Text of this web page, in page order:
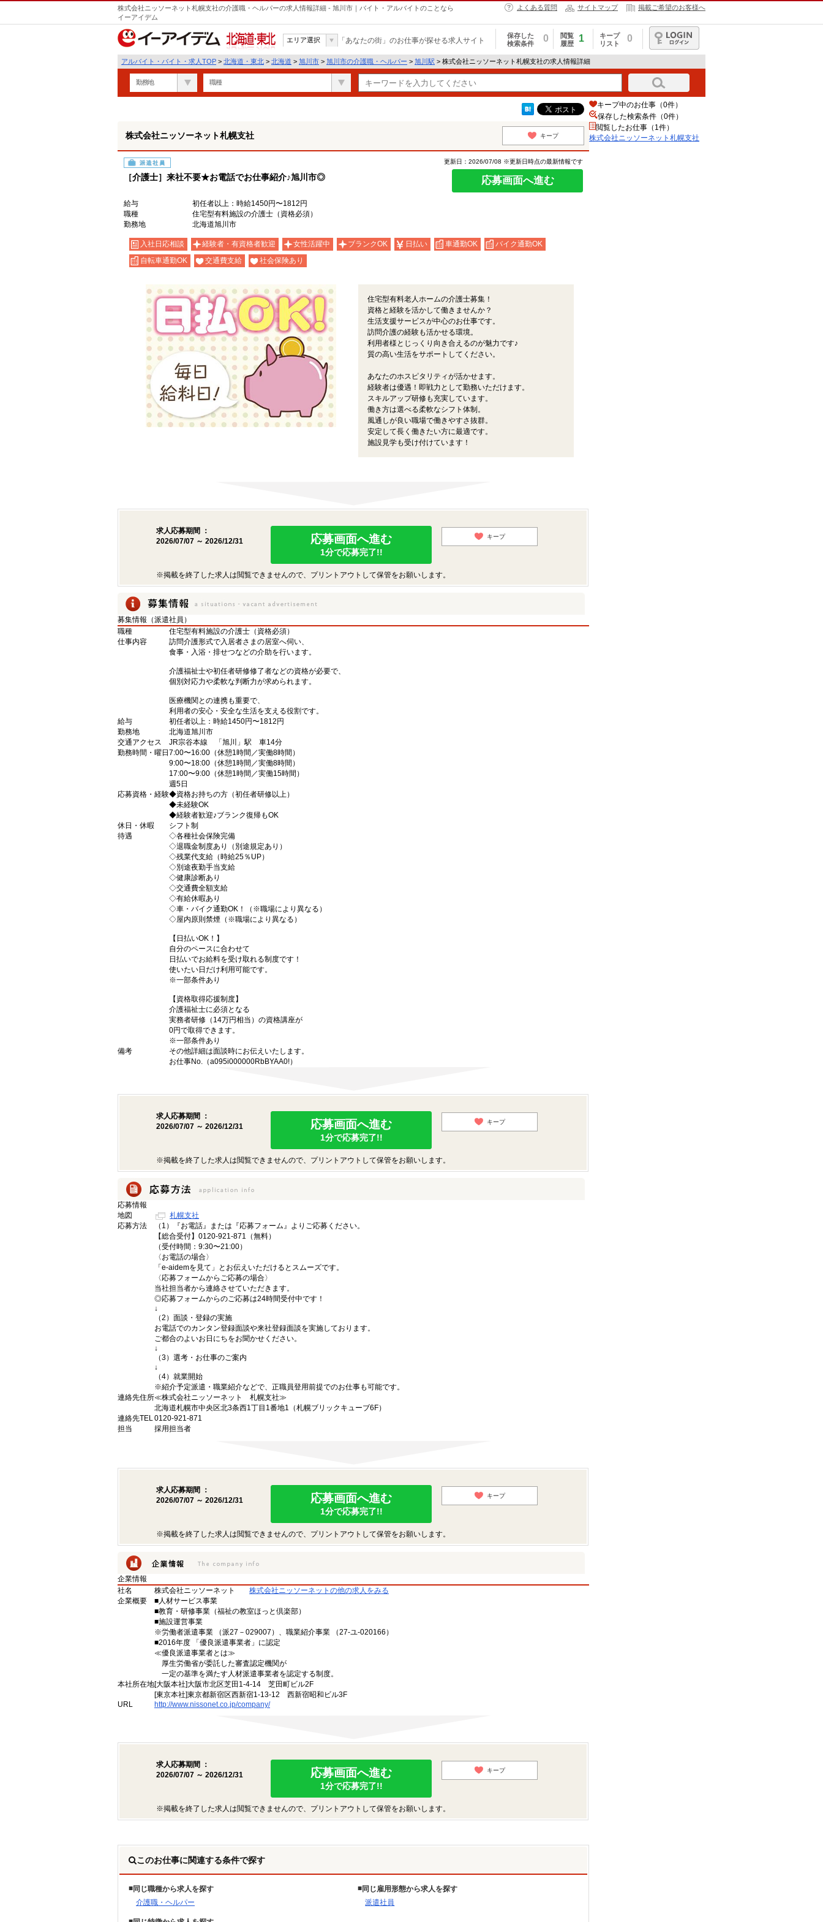
株式会社ニッソーネット札幌支社の介護職・ヘルパーの求人情報詳細 - 旭川市｜バイト・アルバイトのことなら
イーアイデム
よくある質問 サイトマップ 掲載ご希望のお客様へ
北海道・東北
エリア選択 「あなたの街」のお仕事が探せる求人サイト
保存した
検索条件
0
閲覧
履歴
1
キープ
リスト
0
ログイン
アルバイト・バイト・求人TOP > 北海道・東北 > 北海道 > 旭川市 > 旭川市の介護職・ヘルパー > 旭川駅 > 株式会社ニッソーネット札幌支社の求人情報詳細
勤務地 職種
株式会社ニッソーネット札幌支社 キープ
派遣社員
［介護士］来社不要★お電話でお仕事紹介♪旭川市◎
更新日：2026/07/08 ※更新日時点の最新情報です
応募画面へ進む
給与
初任者以上：時給1450円〜1812円
職種
住宅型有料施設の介護士（資格必須）
勤務地
北海道旭川市
入社日応相談 経験者・有資格者歓迎 女性活躍中 ブランクOK 日払い 車通勤OK
バイク通勤OK
自転車通勤OK
交通費支給 社会保険あり
住宅型有料老人ホームの介護士募集！
資格と経験を活かして働きませんか？
生活支援サービスが中心のお仕事です。
訪問介護の経験も活かせる環境。
利用者様とじっくり向き合えるのが魅力です♪
質の高い生活をサポートしてください。
あなたのホスピタリティが活かせます。
経験者は優遇！即戦力として勤務いただけます。
スキルアップ研修も充実しています。
働き方は選べる柔軟なシフト体制。
風通しが良い職場で働きやすさ抜群。
安定して長く働きたい方に最適です。
施設見学も受け付けています！
求人応募期間 ：
2026/07/07 ～ 2026/12/31
応募画面へ進む
1分で応募完了!!
キープ
※掲載を終了した求人は閲覧できませんので、プリントアウトして保管をお願いします。
募集情報（派遣社員）
職種
住宅型有料施設の介護士（資格必須）
仕事内容
訪問介護形式で入居者さまの居室へ伺い、
食事・入浴・排せつなどの介助を行います。
介護福祉士や初任者研修修了者などの資格が必要で、
個別対応力や柔軟な判断力が求められます。
医療機関との連携も重要で、
利用者の安心・安全な生活を支える役割です。
給与
初任者以上：時給1450円〜1812円
勤務地
北海道旭川市
交通アクセス
JR宗谷本線 「旭川」駅 車14分
勤務時間・曜日 7:00〜16:00（休憩1時間／実働8時間）
9:00〜18:00（休憩1時間／実働8時間）
17:00〜9:00（休憩1時間／実働15時間）
週5日
応募資格・経験◆資格お持ちの方（初任者研修以上）
◆未経験OK
◆経験者歓迎♪ブランク復帰もOK
休日・休暇
シフト制
待遇
◇各種社会保険完備
◇退職金制度あり（別途規定あり）
◇残業代支給（時給25％UP）
◇別途夜勤手当支給
◇健康診断あり
◇交通費全額支給
◇有給休暇あり
◇車・バイク通勤OK！（※職場により異なる）
◇屋内原則禁煙（※職場により異なる）
【日払いOK！】
自分のペースに合わせて
日払いでお給料を受け取れる制度です！
使いたい日だけ利用可能です。
※一部条件あり
【資格取得応援制度】
介護福祉士に必須となる
実務者研修（14万円相当）の資格講座が
0円で取得できます。
※一部条件あり
備考
その他詳細は面談時にお伝えいたします。
お仕事No.（a095i000000RbBYAA0!）
求人応募期間 ：
2026/07/07 ～ 2026/12/31
応募画面へ進む
1分で応募完了!!
キープ
※掲載を終了した求人は閲覧できませんので、プリントアウトして保管をお願いします。
応募情報
地図
札幌支社
応募方法
（1）『お電話』または『応募フォーム』よりご応募ください。
【総合受付】0120-921-871（無料）
（受付時間：9:30〜21:00）
〈お電話の場合〉
「e-aidemを見て」とお伝えいただけるとスムーズです。
〈応募フォームからご応募の場合〉
当社担当者から連絡させていただきます。
◎応募フォームからのご応募は24時間受付中です！
↓
（2）面談・登録の実施
お電話でのカンタン登録面談や来社登録面談を実施しております。
ご都合のよいお日にちをお聞かせください。
↓
（3）選考・お仕事のご案内
↓
（4）就業開始
※紹介予定派遣・職業紹介などで、正職員登用前提でのお仕事も可能です。
連絡先住所≪株式会社ニッソーネット 札幌支社≫
北海道札幌市中央区北3条西1丁目1番地1（札幌ブリックキューブ6F）
連絡先TEL0120-921-871
担当
採用担当者
求人応募期間 ：
2026/07/07 ～ 2026/12/31
応募画面へ進む
1分で応募完了!!
キープ
※掲載を終了した求人は閲覧できませんので、プリントアウトして保管をお願いします。
企業情報
社名
株式会社ニッソーネット
株式会社ニッソーネットの他の求人をみる
企業概要
■人材サービス事業
■教育・研修事業（福祉の教室ほっと倶楽部）
■施設運営事業
※労働者派遣事業 （派27－029007）、職業紹介事業 （27-ユ-020166）
■2016年度 「優良派遣事業者」に認定
≪優良派遣事業者とは≫
厚生労働省が委託した審査認定機関が
一定の基準を満たす人材派遣事業者を認定する制度。
本社所在地[大阪本社]大阪市北区芝田1-4-14 芝田町ビル2F
[東京本社]東京都新宿区西新宿1-13-12 西新宿昭和ビル3F
URL
http://www.nissonet.co.jp/company/
求人応募期間 ：
2026/07/07 ～ 2026/12/31
応募画面へ進む
1分で応募完了!!
キープ
※掲載を終了した求人は閲覧できませんので、プリントアウトして保管をお願いします。
このお仕事に関連する条件で探す
同じ職種から求人を探す
介護職・ヘルパー
同じ雇用形態から求人を探す
派遣社員
キープ中のお仕事（0件）
保存した検索条件（0件）
閲覧したお仕事（1件）
株式会社ニッソーネット札幌支社